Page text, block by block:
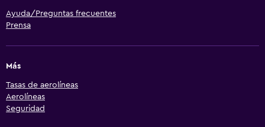
Ayuda/Preguntas frecuentes
Prensa
Más
Tasas de aerolíneas
Aerolíneas
Seguridad